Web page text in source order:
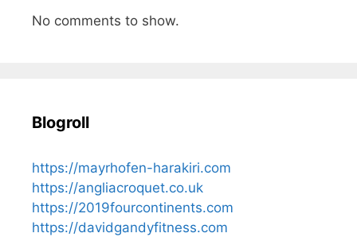
No comments to show.
Blogroll
https://mayrhofen-harakiri.com
https://angliacroquet.co.uk
https://2019fourcontinents.com
https://davidgandyfitness.com